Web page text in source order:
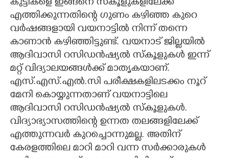
കുട്ടികളെ ഇങ്ങനെ സ്കൂളുകളിലേക്ക്
എത്തിക്കുന്നതിന്റെ ഗുണം കഴിഞ്ഞ കുറെ
വർഷങ്ങളായി വയനാട്ടിൽ നിന്ന് തന്നെ
കാണാൻ കഴിഞ്ഞിട്ടുണ്ട്. വയനാട് ജില്ലയിൽ
ആദിവാസി റസിഡൻഷ്യൽ സ്കൂളുകൾ ഇന്ന്
മറ്റ് വിദ്യാലയങ്ങൾക്ക് മാതൃകയാണ്.
എസ്.എസ്.എൽ.സി പരീക്ഷകളിലടക്കം നൂറ്
മേനി കൊയ്യുന്നതാണ് വയനാട്ടിലെ
ആദിവാസി റസിഡൻഷ്യൽ സ്കൂളുകൾ.
വിദ്യാഭ്യാസത്തിന്റെ ഉന്നത തലങ്ങളിലേക്ക്
എത്തുന്നവർ കുറച്ചൊന്നുമല്ല. അതിന്
കേരളത്തിലെ മാറി മാറി വന്ന സർക്കാരുകൾ